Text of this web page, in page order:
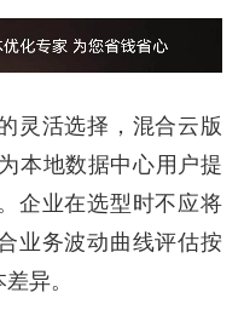
灵活选择，混合云版
本地数据中心用户提
企业在选型时不应将
业务波动曲线评估按
异。